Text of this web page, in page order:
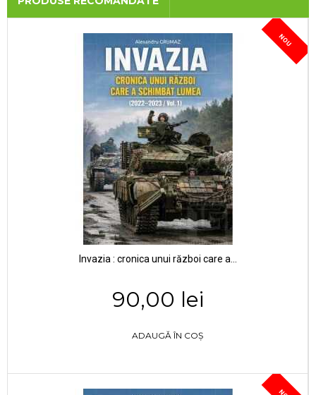
NOU
Invazia : cronica unui război care a...
90,00 lei
ADAUGĂ ÎN COȘ